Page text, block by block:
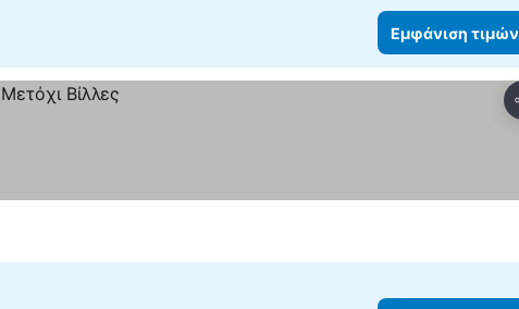
Εμφάνιση τιμών